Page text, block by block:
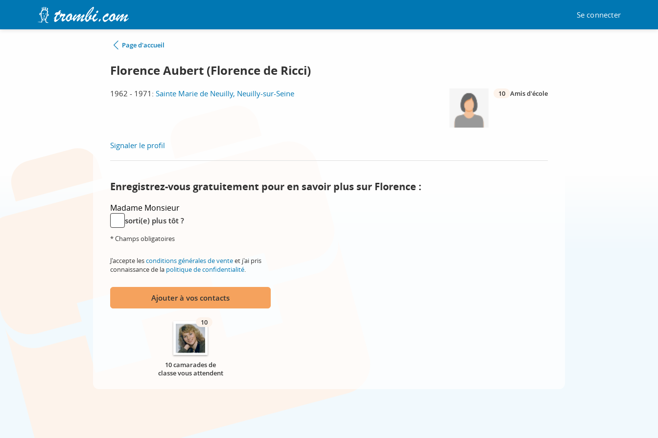
Se connecter
Page d'accueil
Florence Aubert (Florence de Ricci)
1962 - 1971: Sainte Marie de Neuilly, Neuilly-sur-Seine 10 Amis d'école
Signaler le profil
Enregistrez-vous gratuitement pour en savoir plus sur Florence :
Madame Monsieur
sorti(e) plus tôt ?
* Champs obligatoires
J'accepte lesconditions générales de venteet j'ai pris
connaissance de la politique de confidentialité.
Ajouter à vos contacts
10
10 camarades de
classe vous attendent